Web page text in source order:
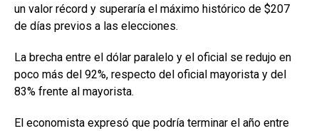
un valor récord y superaría el máximo histórico de $207
de días previos a las elecciones.
La brecha entre el dólar paralelo y el oficial se redujo en
poco más del 92%, respecto del oficial mayorista y del
83% frente al mayorista.
El economista expresó que podría terminar el año entre